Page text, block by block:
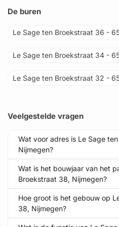
De buren
Le Sage ten Broekstraat 36 -
Le Sage ten Broekstraat 34 -
Le Sage ten Broekstraat 32 -
Veelgestelde vragen
Wat voor adres is Le Sage
Nijmegen?
Wat is het bouwjaar van het
Broekstraat 38, Nijmegen?
Hoe groot is het gebouw op
38, Nijmegen?